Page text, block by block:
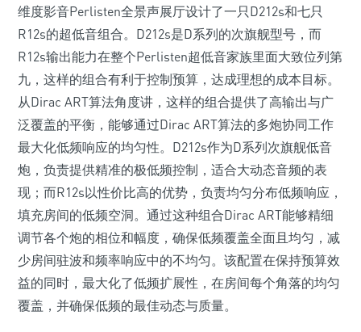
维度影音Perlisten全景声展厅设计了一只D212s和七只
R12s的超低音组合。D212s是D系列的次旗舰型号，而
R12s输出能力在整个Perlisten超低音家族里面大致位列第
九，这样的组合有利于控制预算，达成理想的成本目标。
从Dirac ART算法角度讲，这样的组合提供了高输出与广
泛覆盖的平衡，能够通过Dirac ART算法的多炮协同工作
最大化低频响应的均匀性。D212s作为D系列次旗舰低音
炮，负责提供精准的极低频控制，适合大动态音频的表
现；而R12s以性价比高的优势，负责均匀分布低频响应，
填充房间的低频空洞。通过这种组合Dirac ART能够精细
调节各个炮的相位和幅度，确保低频覆盖全面且均匀，减
少房间驻波和频率响应中的不均匀。该配置在保持预算效
益的同时，最大化了低频扩展性，在房间每个角落的均匀
覆盖，并确保低频的最佳动态与质量。